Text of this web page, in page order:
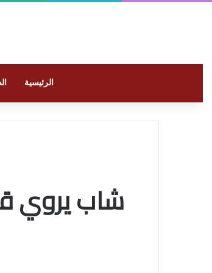
الرئيسية
شاب يروي